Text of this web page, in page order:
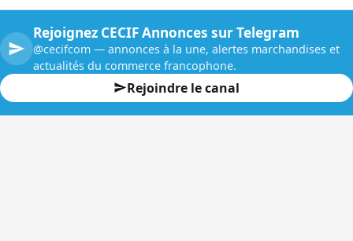
Rejoignez CECIF Annonces sur Telegram
@cecifcom — annonces à la une, alertes marchandises et
actualités du commerce francophone.
Rejoindre le canal